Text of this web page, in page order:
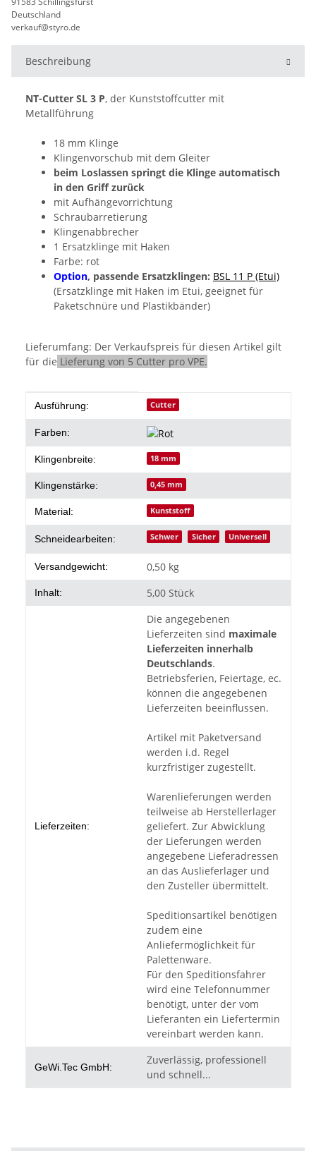
Deutschland
verkauf@styro.de
Beschreibung
NT-Cutter SL 3 P, der Kunststoffcutter mit
Metallführung
18 mm Klinge
Klingenvorschub mit dem Gleiter
beim Loslassen springt die Klinge automatisch
in den Griff zurück
mit Aufhängevorrichtung
Schraubarretierung
Klingenabbrecher
1 Ersatzklinge mit Haken
Farbe: rot
Option, passende Ersatzklingen: BSL 11 P (Etui)
(Ersatzklinge mit Haken im Etui, geeignet für
Paketschnüre und Plastikbänder)
Lieferumfang: Der Verkaufspreis für diesen Artikel gilt
für die Lieferung von 5 Cutter pro VPE.
Produkteigenschaft
Wert
Ausführung: Cutter
Farben:
Klingenbreite: 18 mm
Klingenstärke: 0,45 mm
Material: Kunststoff
Schneidearbeiten: Schwer Sicher Universell
Versandgewicht: 0,50 kg
Inhalt: 5,00 Stück
Lieferzeiten:
Die angegebenen
Lieferzeiten sind maximale
Lieferzeiten innerhalb
Deutschlands.
Betriebsferien, Feiertage, ec.
können die angegebenen
Lieferzeiten beeinflussen.
Artikel mit Paketversand
werden i.d. Regel
kurzfristiger zugestellt.
Warenlieferungen werden
teilweise ab Herstellerlager
geliefert. Zur Abwicklung
der Lieferungen werden
angegebene Lieferadressen
an das Auslieferlager und
den Zusteller übermittelt.
Speditionsartikel benötigen
zudem eine
Anliefermöglichkeit für
Palettenware.
Für den Speditionsfahrer
wird eine Telefonnummer
benötigt, unter der vom
Lieferanten ein Liefertermin
vereinbart werden kann.
GeWi.Tec GmbH:
Zuverlässig, professionell
und schnell...